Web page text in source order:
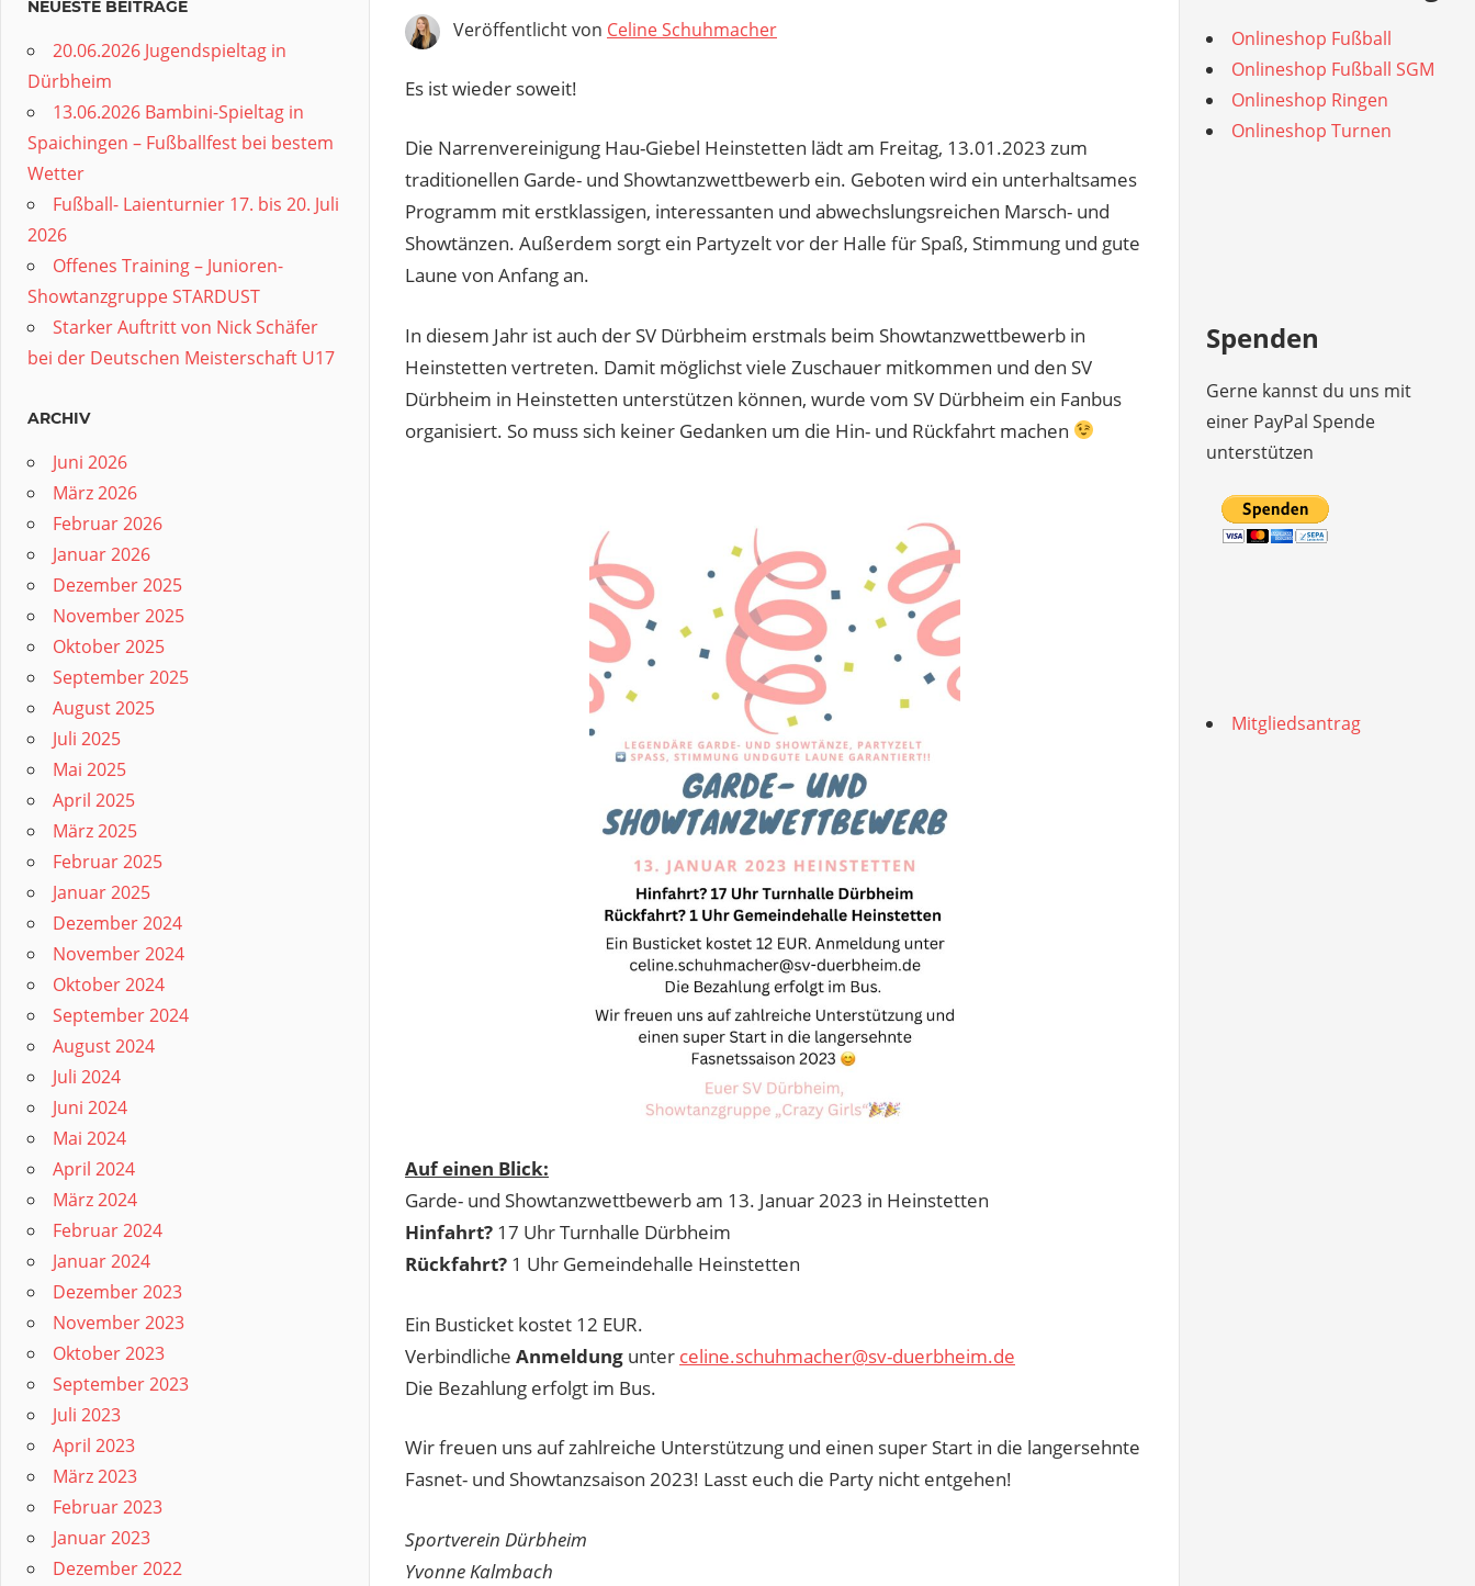
Veröffentlicht von Celine Schuhmacher
Es ist wieder soweit!
Die Narrenvereinigung Hau-Giebel Heinstetten lädt am Freitag, 13.01.2023 zum
traditionellen Garde- und Showtanzwettbewerb ein. Geboten wird ein unterhaltsames
Programm mit erstklassigen, interessanten und abwechslungsreichen Marsch- und
Showtänzen. Außerdem sorgt ein Partyzelt vor der Halle für Spaß, Stimmung und gute
Laune von Anfang an.
In diesem Jahr ist auch der SV Dürbheim erstmals beim Showtanzwettbewerb in
Heinstetten vertreten. Damit möglichst viele Zuschauer mitkommen und den SV
Dürbheim in Heinstetten unterstützen können, wurde vom SV Dürbheim ein Fanbus
organisiert. So muss sich keiner Gedanken um die Hin- und Rückfahrt machen
Auf einen Blick:
Garde- und Showtanzwettbewerb am 13. Januar 2023 in Heinstetten
Hinfahrt? 17 Uhr Turnhalle Dürbheim
Rückfahrt? 1 Uhr Gemeindehalle Heinstetten
Ein Busticket kostet 12 EUR.
Verbindliche Anmeldung unter celine.schuhmacher@sv-duerbheim.de
Die Bezahlung erfolgt im Bus.
Wir freuen uns auf zahlreiche Unterstützung und einen super Start in die langersehnte
Fasnet- und Showtanzsaison 2023! Lasst euch die Party nicht entgehen!
Sportverein Dürbheim
Yvonne Kalmbach
NEUESTE BEITRÄGE
20.06.2026 Jugendspieltag in
Dürbheim
13.06.2026 Bambini-Spieltag in
Spaichingen – Fußballfest bei bestem
Wetter
Fußball- Laienturnier 17. bis 20. Juli
2026
Offenes Training – Junioren-
Showtanzgruppe STARDUST
Starker Auftritt von Nick Schäfer
bei der Deutschen Meisterschaft U17
ARCHIV
Juni 2026
März 2026
Februar 2026
Januar 2026
Dezember 2025
November 2025
Oktober 2025
September 2025
August 2025
Juli 2025
Mai 2025
April 2025
März 2025
Februar 2025
Januar 2025
Dezember 2024
November 2024
Oktober 2024
September 2024
August 2024
Juli 2024
Juni 2024
Mai 2024
April 2024
März 2024
Februar 2024
Januar 2024
Dezember 2023
November 2023
Oktober 2023
September 2023
Juli 2023
April 2023
März 2023
Februar 2023
Januar 2023
Dezember 2022
Onlineshop Fußball
Onlineshop Fußball SGM
Onlineshop Ringen
Onlineshop Turnen
Spenden
Gerne kannst du uns mit
einer PayPal Spende
unterstützen
Mitgliedsantrag